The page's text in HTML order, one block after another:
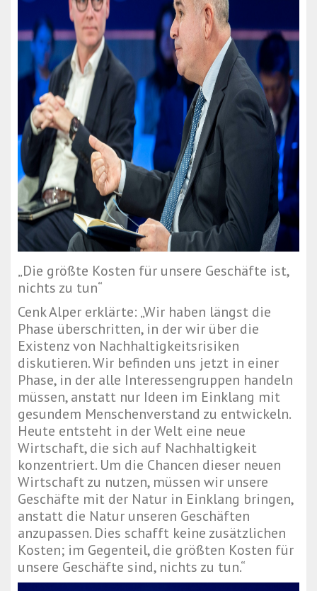
„Die größte Kosten für unsere Geschäfte ist,
nichts zu tun“
Cenk Alper erklärte: „Wir haben längst die
Phase überschritten, in der wir über die
Existenz von Nachhaltigkeitsrisiken
diskutieren. Wir befinden uns jetzt in einer
Phase, in der alle Interessengruppen handeln
müssen, anstatt nur Ideen im Einklang mit
gesundem Menschenverstand zu entwickeln.
Heute entsteht in der Welt eine neue
Wirtschaft, die sich auf Nachhaltigkeit
konzentriert. Um die Chancen dieser neuen
Wirtschaft zu nutzen, müssen wir unsere
Geschäfte mit der Natur in Einklang bringen,
anstatt die Natur unseren Geschäften
anzupassen. Dies schafft keine zusätzlichen
Kosten; im Gegenteil, die größten Kosten für
unsere Geschäfte sind, nichts zu tun.“